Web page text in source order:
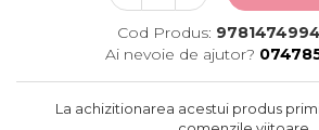
Cod Produs:
Ai nevoie de ajutor?
La achizitionarea acestui produs